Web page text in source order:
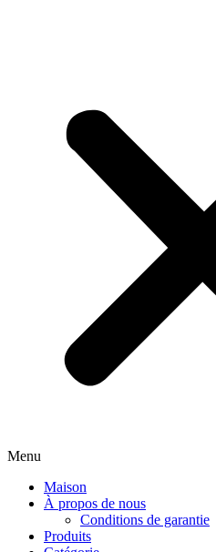
Menu
Maison
À propos de nous
Conditions de garantie
Produits